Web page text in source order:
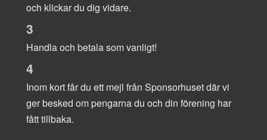
och klickar du dig vidare.
3
Handla och betala som vanligt!
4
Inom kort får du ett mejl från Sponsorhuset där vi
ger besked om pengarna du och din förening har
fått tillbaka.